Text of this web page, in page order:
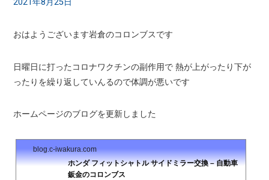
2021年8月25日
おはようございます岩倉のコロンブスです
日曜日に打ったコロナワクチンの副作用で 熱が上がったり下が
ったりを繰り返していんるので体調が悪いです
ホームページのブログを更新しました
blog.c-iwakura.com
ホンダ フィットシャトル サイドミラー交換 – 自動車
鈑金のコロンブス